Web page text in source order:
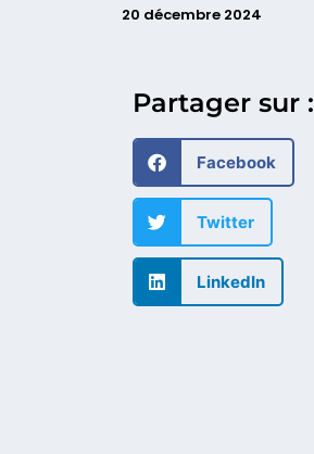
20 décembre 2024
Partager sur :
Facebook
Twitter
LinkedIn